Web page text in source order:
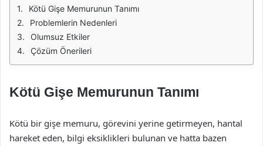
Kötü Gişe Memurunun Tanımı
Problemlerin Nedenleri
Olumsuz Etkiler
Çözüm Önerileri
Kötü Gişe Memurunun Tanımı
Kötü bir gişe memuru, görevini yerine getirmeyen, hantal
hareket eden, bilgi eksiklikleri bulunan ve hatta bazen